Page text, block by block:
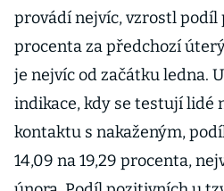
provádí nejvíc, vzrostl podíl
procenta za předchozí
je nejvíc od začátku ledna.
indikace, kdy se testují lidé
kontaktu s nakaženým,
14,09 na 19,29 procenta,